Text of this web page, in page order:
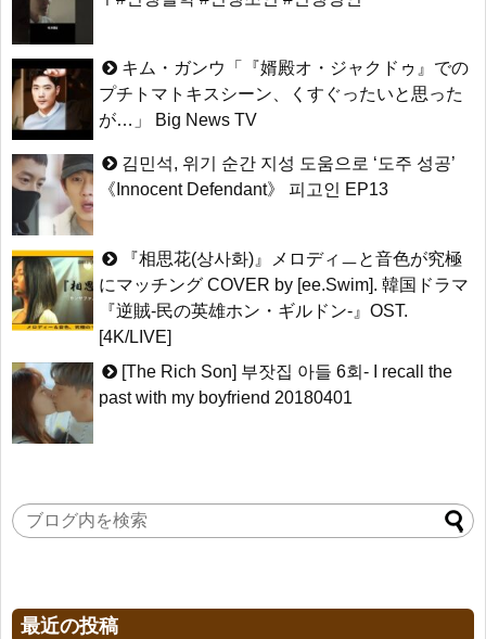
キム・ガンウ「『婿殿オ・ジャクドゥ』での
プチトマトキスシーン、くすぐったいと思った
が…」 Big News TV
김민석, 위기 순간 지성 도움으로 ‘도주 성공’
《Innocent Defendant》 피고인 EP13
『相思花(상사화)』メロディㅡと音色が究極
にマッチング COVER by [ee.Swim]. 韓国ドラマ
『逆賊-民の英雄ホン・ギルドン-』OST.
[4K/LIVE]
[The Rich Son] 부잣집 아들 6회- I recall the
past with my boyfriend 20180401
最近の投稿